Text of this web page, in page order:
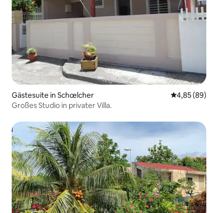
Gästesuite in Schœlcher
4,85 (89)
Großes Studio in privater Villa.